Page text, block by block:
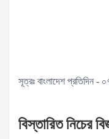
সূত্রঃ বাংলাদেশ প্রতিদিন -
বিস্তারিতনিচের